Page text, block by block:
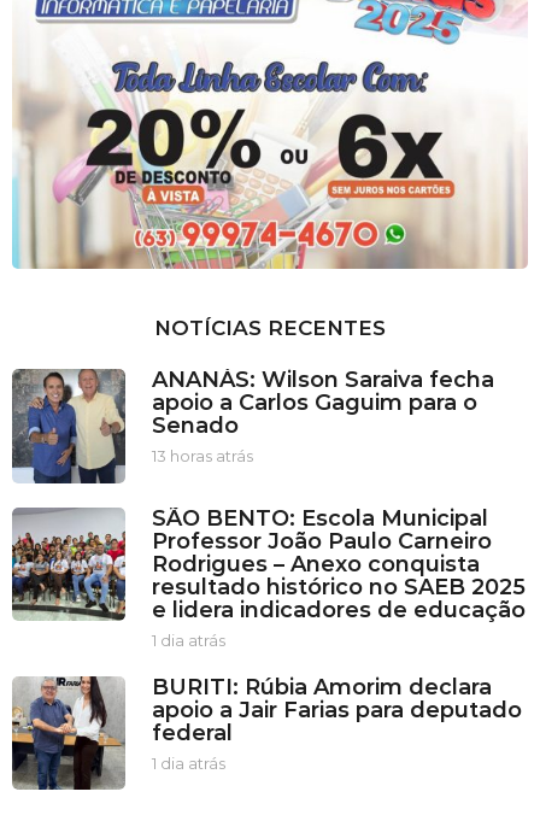
NOTÍCIAS RECENTES
ANANÁS: Wilson Saraiva fecha
apoio a Carlos Gaguim para o
Senado
13 horas atrás1
o
r
a
s
a
á
s
SÃO BENTO: Escola Municipal
Professor João Paulo Carneiro
Rodrigues – Anexo conquista
resultado histórico no SAEB 2025
e lidera indicadores de educação
1 dia atrás1
a
a
BURITI: Rúbia Amorim declara
apoio a Jair Farias para deputado
federal
1 dia atrás1